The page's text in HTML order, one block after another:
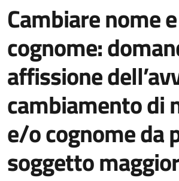
Cambiare nome e
cognome:
affissione
cambiamento di
e/o cognome da
soggetto